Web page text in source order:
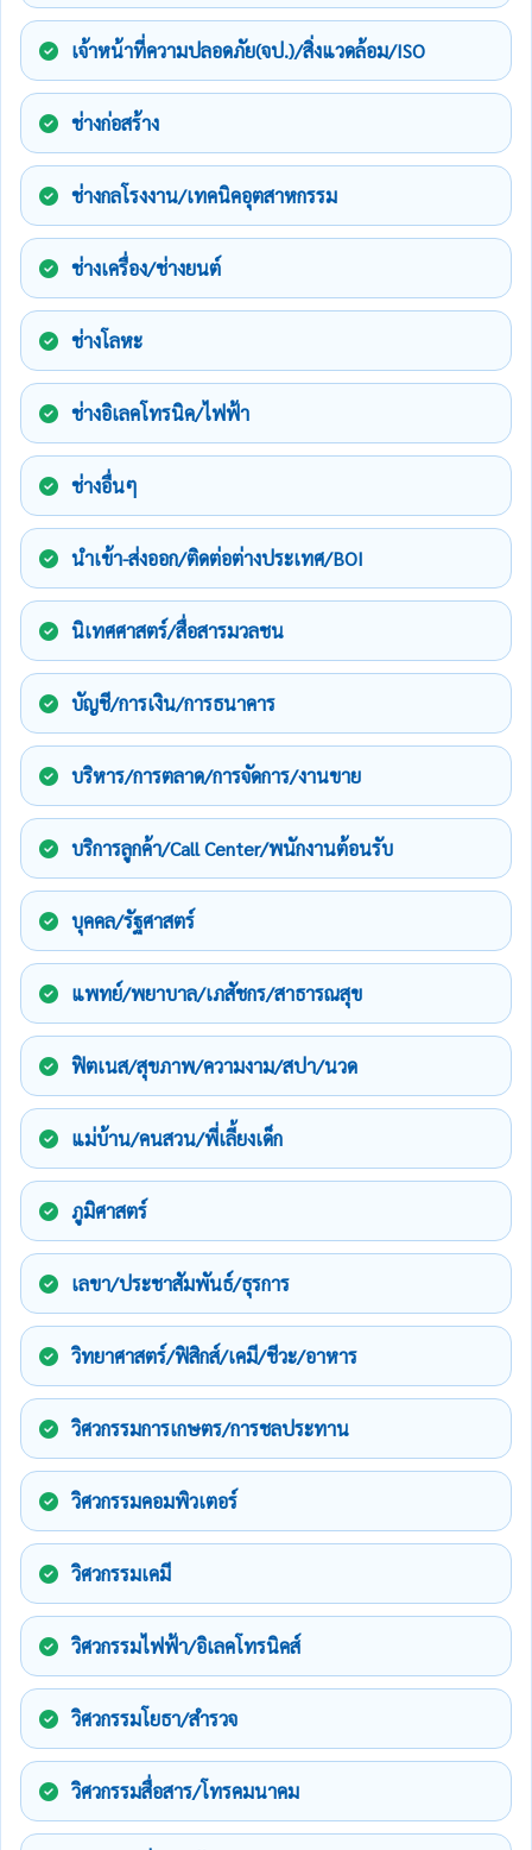
เจ้าหน้าที่ความปลอดภัย(จป.)/สิ่งแวดล้อม/ISO
ช่างก่อสร้าง
ช่างกลโรงงาน/เทคนิคอุตสาหกรรม
ช่างเครื่อง/ช่างยนต์
ช่างโลหะ
ช่างอิเลคโทรนิค/ไฟฟ้า
ช่างอื่นๆ
นำเข้า-ส่งออก/ติดต่อต่างประเทศ/BOI
นิเทศศาสตร์/สื่อสารมวลชน
บัญชี/การเงิน/การธนาคาร
บริหาร/การตลาด/การจัดการ/งานขาย
บริการลูกค้า/Call Center/พนักงานต้อนรับ
บุคคล/รัฐศาสตร์
แพทย์/พยาบาล/เภสัชกร/สาธารณสุข
ฟิตเนส/สุขภาพ/ความงาม/สปา/นวด
แม่บ้าน/คนสวน/พี่เลี้ยงเด็ก
ภูมิศาสตร์
เลขา/ประชาสัมพันธ์/ธุรการ
วิทยาศาสตร์/ฟิสิกส์/เคมี/ชีวะ/อาหาร
วิศวกรรมการเกษตร/การชลประทาน
วิศวกรรมคอมพิวเตอร์
วิศวกรรมเคมี
วิศวกรรมไฟฟ้า/อิเลคโทรนิคส์
วิศวกรรมโยธา/สำรวจ
วิศวกรรมสื่อสาร/โทรคมนาคม